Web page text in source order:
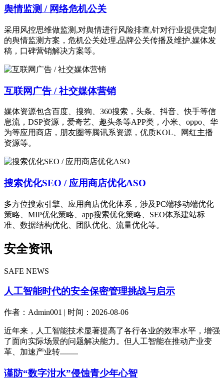
舆情监测 / 网络危机公关
采用风控思维做监测,对舆情进行风险排查,针对行业提供定制
的舆情监测方案，危机公关处理,品牌公关传播及维护,媒体发
稿，口碑营销解决方案等。
互联网广告 / 社交媒体营销
媒体资源包含百度、搜狗、360搜索，头条、抖音、快手等信
息流，DSP资源，爱奇艺、趣头条等APP类，小米、oppo、华
为等应用商店，朋友圈等腾讯系资源，优质KOL、网红主播
资源等。
搜索优化SEO / 应用商店优化ASO
多方位搜索引擎、应用商店优化体系，涉及PC端移动端优化
策略、MIP优化策略、app搜索优化策略、SEO体系建站标
准、数据结构优化、团队优化、流量优化等。
安全资讯
SAFE NEWS
人工智能时代的安全保密管理挑战与启示
作者：Admin001 | 时间：2026-08-06
近年来，人工智能技术显著提高了各行各业的效率水平，增强
了面向实际场景的问题解决能力。但人工智能在推动产业变
革、加速产业转.........
谨防“数字泔水”侵蚀青少年心智